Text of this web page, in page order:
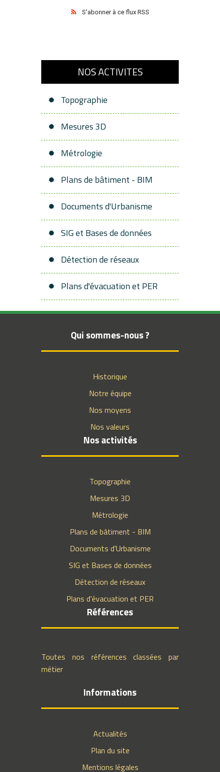
S'abonner à ce flux RSS
NOS ACTIVITES
Topographie
Mesures 3D
Métrologie
Plans de bâtiment - BIM
Documents d'Urbanisme
SIG et Bases de données
Détection de réseaux
Plans d'évacuation et PER
Qui sommes-nous ?
Historique
Notre équipe
Nos moyens
Nos valeurs
Nos activités
Topographie
Mesures 3D
Métrologie
Plans de bâtiment - BIM
Documents d'Urbanisme
SIG et Bases de données
Détection de réseaux
Plans d'évacuation et PER
Références
Toutes nos références classées par
métier
Informations
Actualités
Plan du site
Mentions légales